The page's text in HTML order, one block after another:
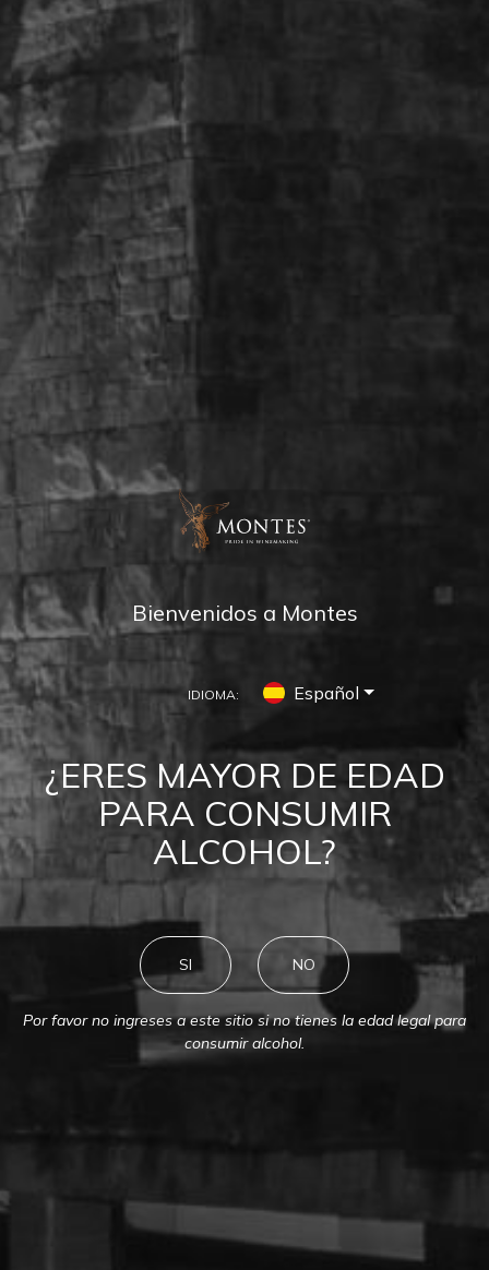
Bienvenidos a Montes
IDIOMA: Español
¿ERES MAYOR DE EDAD
PARA CONSUMIR
ALCOHOL?
SI NO
Por favor no ingreses a este sitio si no tienes la edad legal para
consumir alcohol.
VALLE DE COLCHAGUA
Vive la Experiencia Montes en el
Valle de Colchagua